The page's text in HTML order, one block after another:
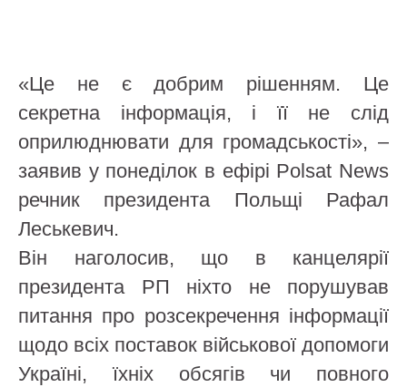
«Це не є добрим рішенням. Це
секретна інформація, і її не слід
оприлюднювати для громадськості», –
заявив у понеділок в ефірі Polsat News
речник президента Польщі Рафал
Леськевич.
Він наголосив, що в канцелярії
президента РП ніхто не порушував
питання про розсекречення інформації
щодо всіх поставок військової допомоги
Україні, їхніх обсягів чи повного